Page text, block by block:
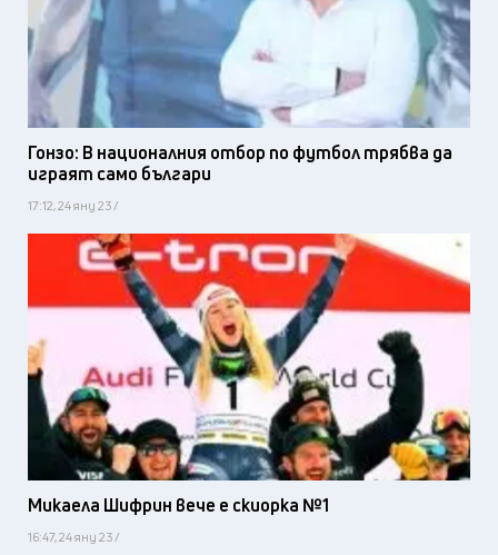
Гонзо: В националния отбор по футбол трябва да
играят само българи
17:12, 24 яну 23 /
Микаела Шифрин вече е скиорка №1
16:47, 24 яну 23 /